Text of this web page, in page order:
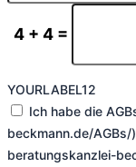
4 + 4 =
YOURLABEL12
Ich habe die
beckmann.de/
beratungskanzlei-